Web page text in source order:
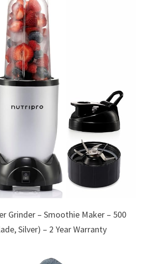
Grinder – Smoothie Maker – 500
Silver) – 2 Year Warranty